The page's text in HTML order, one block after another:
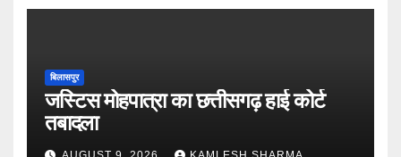
बिलासपुर
जस्टिस मोहपात्रा का छत्तीसगढ़ हाई कोर्ट
तबादला